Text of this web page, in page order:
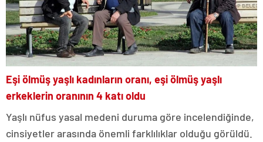
Eşi ölmüş yaşlı kadınların oranı, eşi ölmüş yaşlı
erkeklerin oranının 4 katı oldu
Yaşlı nüfus yasal medeni duruma göre incelendiğinde,
cinsiyetler arasında önemli farklılıklar olduğu görüldü.